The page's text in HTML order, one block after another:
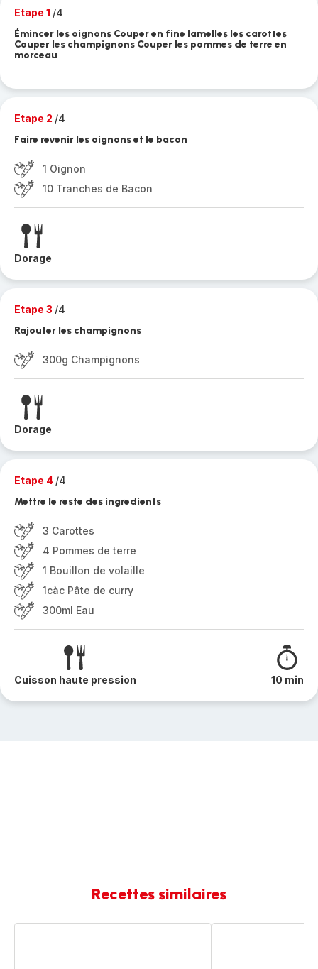
Etape 1 /4
Émincer les oignons Couper en fine lamelles les carottes
Couper les champignons Couper les pommes de terre en
morceau
Etape 2 /4
Faire revenir les oignons et le bacon
1 Oignon
10 Tranches de Bacon
Dorage
Etape 3 /4
Rajouter les champignons
300g Champignons
Dorage
Etape 4 /4
Mettre le reste des ingredients
3 Carottes
4 Pommes de terre
1 Bouillon de volaille
1càc Pâte de curry
300ml Eau
Cuisson haute pression 10 min
Recettes similaires